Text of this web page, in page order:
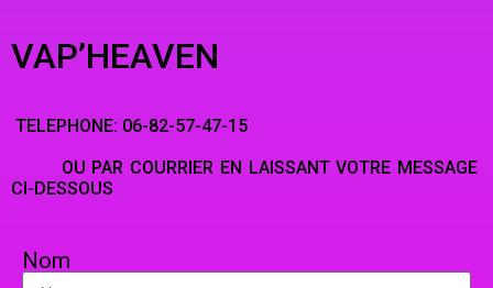
VAP’HEAVEN
TELEPHONE: 06-82-57-47-15
OU PAR COURRIER EN LAISSANT VOTRE MESSAGE
CI-DESSOUS
Nom